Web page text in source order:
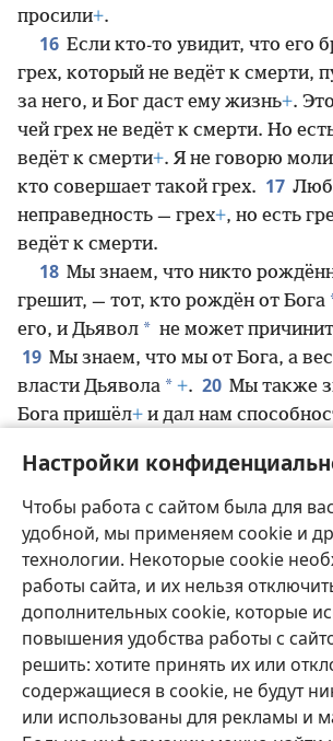
Настройки
Чтобы работа с сайтом была для
удобной, мы применяем cookie и
технологии. Некоторые cookie
работы сайта, и их нельзя
дополнительных cookie, которые
повышения удобства работы с
решить: хотите принять их или
содержащиеся в cookie, не будут
или использованы для рекламы и
просили+.
16 Если кто-то увидит, что его
грех, который не ведёт к смерти,
за него, и Бог даст ему жизнь+.
чей грех не ведёт к смерти. Но
ведёт к смерти+. Я не говорю
кто совершает такой грех. 17
неправедность — грех+, но есть
ведёт к смерти.
18 Мы знаем, что никто
грешит, — тот, кто рождён от Бога
его, и Дьявол * не может
19 Мы знаем, что мы от Бога, а
власти Дьявола * +. 20 Мы также
Бога пришёл+ и дал нам
И мы в единстве с истинным Богом
Сына Иисуса Христа. Да, он
источник вечной жизни +. 21 Мои
держитесь в стороне от идолов+.
Русский Поделиться
Copyright© 2026 Watch Tower Bible and Tract
Условия использования
Политика